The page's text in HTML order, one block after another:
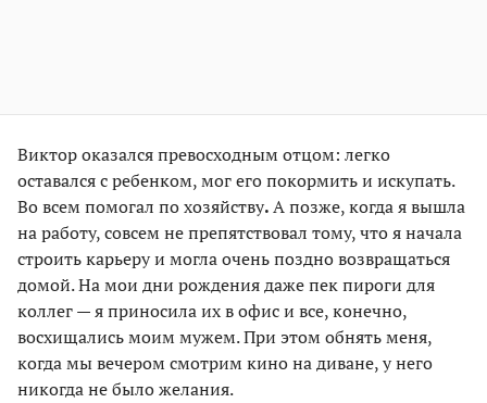
Виктороказался превосходным отцом: легко
оставался с ребенком, мог его покормить и искупать.
Во всем помогал по хозяйству.А позже, когда я вышла
на работу, совсем не препятствовал тому, что я начала
строить карьеру и могла очень поздно возвращаться
домой. На мои дни рождения даже пек пироги для
коллег — я приносила их в офис и все, конечно,
восхищались моим мужем. При этом обнять меня,
когда мы вечером смотрим кино на диване, у него
никогда не было желания.